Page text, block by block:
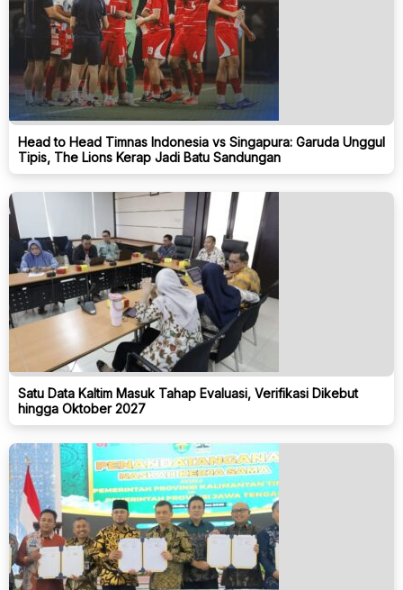
Head to Head Timnas Indonesia vs Singapura: Garuda Unggul
Tipis, The Lions Kerap Jadi Batu Sandungan
Satu Data Kaltim Masuk Tahap Evaluasi, Verifikasi Dikebut
hingga Oktober 2027